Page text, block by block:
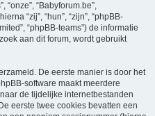
“onze”, “Babyforum.be”,
“zij”, “hun”, “zijn”, “phpBB-
“phpBB-teams”) de informatie
aan dit forum, wordt gebruikt
De eerste manier is door het
software maakt meerdere
de tijdelijke internetbestanden
eerste twee cookies bevatten een